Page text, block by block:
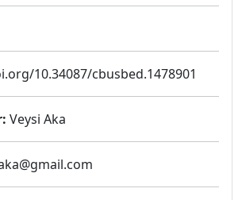
10.34087/cbusbed.1478901
Veysi Aka